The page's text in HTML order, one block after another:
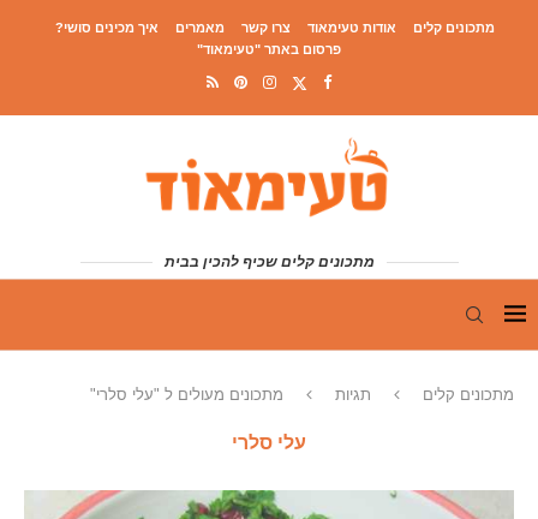
מתכונים קלים אודות טעימאוד צרו קשר מאמרים
איך מכינים סושי?
פרסום באתר "טעימאוד"
מתכונים קלים שכיף להכין בבית
מתכונים קלים תגיות מתכונים מעולים ל "עלי סלרי"
עלי סלרי